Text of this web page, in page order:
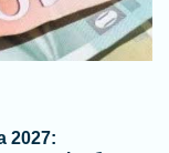
2027: